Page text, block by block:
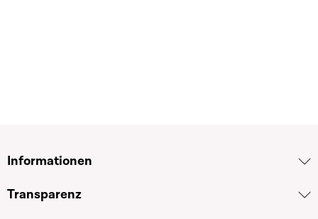
Informationen
Transparenz